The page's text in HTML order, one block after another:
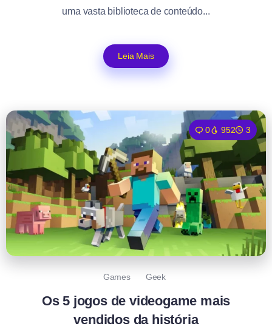
uma vasta biblioteca de conteúdo...
Leia Mais
0 952 3
Games Geek
Os 5 jogos de videogame mais
vendidos da história